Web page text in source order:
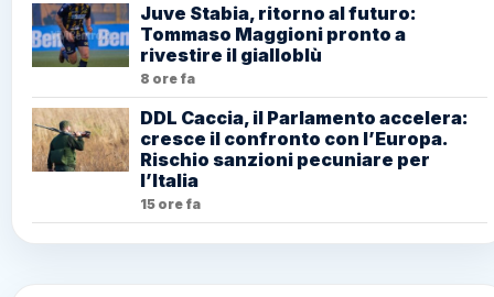
Juve Stabia, ritorno al futuro:
Tommaso Maggioni pronto a
rivestire il gialloblù
8 ore fa
DDL Caccia, il Parlamento accelera:
cresce il confronto con l’Europa.
Rischio sanzioni pecuniare per
l’Italia
15 ore fa